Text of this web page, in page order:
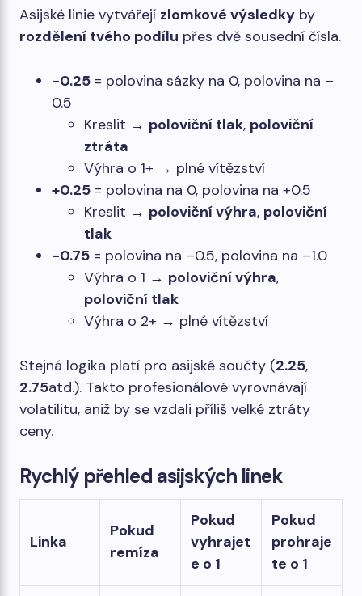
Asijské linie vytvářejí zlomkové výsledky by
rozdělení tvého podílu přes dvě sousední čísla.
-0.25 = polovina sázky na 0, polovina na –
0.5
Kreslit → poloviční tlak, poloviční
ztráta
Výhra o 1+ → plné vítězství
+0.25 = polovina na 0, polovina na +0.5
Kreslit → poloviční výhra, poloviční
tlak
-0.75 = polovina na –0.5, polovina na –1.0
Výhra o 1 → poloviční výhra,
poloviční tlak
Výhra o 2+ → plné vítězství
Stejná logika platí pro asijské součty (2.25,
2.75atd.). Takto profesionálové vyrovnávají
volatilitu, aniž by se vzdali příliš velké ztráty
ceny.
Rychlý přehled asijských linek
Linka
Pokud
remíza
Pokud
vyhrajet
e o 1
Pokud
prohraje
te o 1